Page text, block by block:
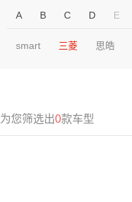
A B C D E
smart 三菱 思皓
为您筛选出0款车型